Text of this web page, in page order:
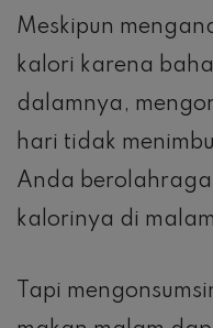
Meskipun
kalori karena
dalamnya,
hari tidak
Anda
kalorinya di
Tapi